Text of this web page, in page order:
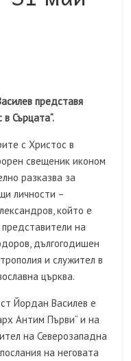
представя
Сърцата“.
с Христос в
свещеник иконом
разказва за
личности –
който е
на
дългогодишен
и служител в
църква.
Йордан Василев е
Антим Първи“ и на
на Северозападна
на неговата